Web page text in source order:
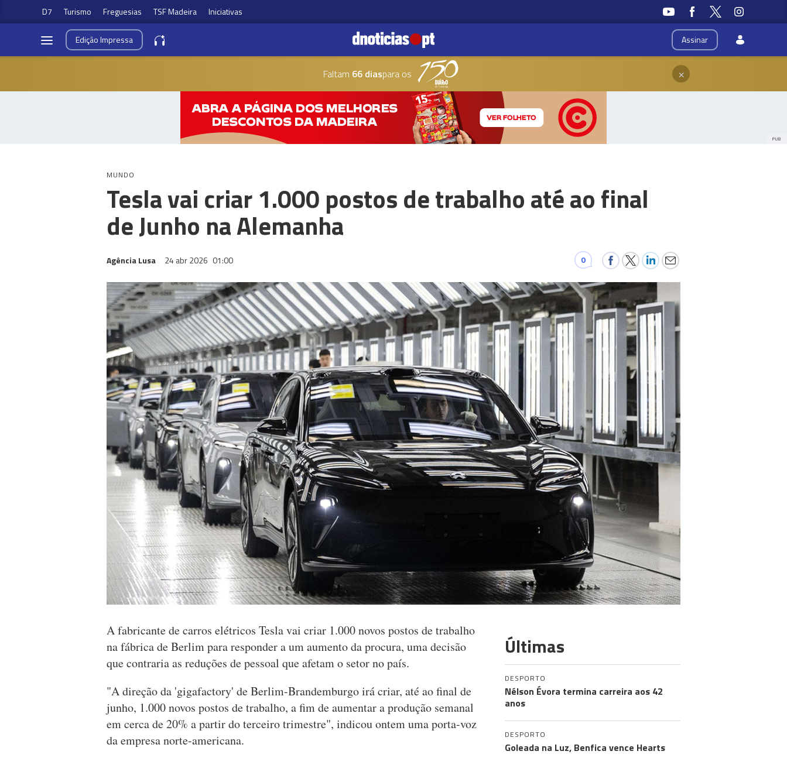
D7 Turismo Freguesias TSF Madeira Iniciativas
Assinar
EdiçãoImpressa
Faltam 66 diaspara os ×
PUB
MUNDO
Tesla vai criar 1.000 postos de trabalho até ao final
de Junho na Alemanha
Agência Lusa 24 abr 2026 01:00 0
A fabricante de carros elétricos Tesla vai criar 1.000 novos postos de trabalho
na fábrica de Berlim para responder a um aumento da procura, uma decisão
que contraria as reduções de pessoal que afetam o setor no país.
"A direção da 'gigafactory' de Berlim-Brandemburgo irá criar, até ao final de
junho, 1.000 novos postos de trabalho, a fim de aumentar a produção semanal
em cerca de 20% a partir do terceiro trimestre", indicou ontem uma porta-voz
da empresa norte-americana.
Últimas
DESPORTO
Nélson Évora termina carreira aos 42
anos
DESPORTO
Goleada na Luz, Benfica vence Hearts